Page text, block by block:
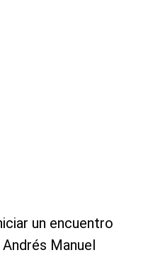
un encuentro
Manuel